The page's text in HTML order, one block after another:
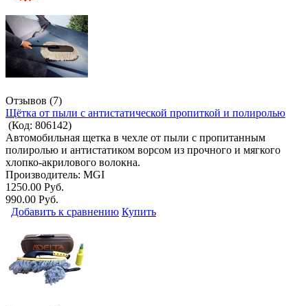
Отзывов (7)
Щётка от пыли с антистатической пропиткой и полиролью
(Код: 806142)
Автомобильная щетка в чехле от пыли с пропитанным
полиролью и антистатиком ворсом из прочного и мягкого
хлопко-акрилового волокна.
Производитель: MGI
1250.00 Руб.
990.00 Руб.
Добавить к сравнению Купить